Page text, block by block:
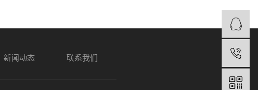
新闻动态 联系我们